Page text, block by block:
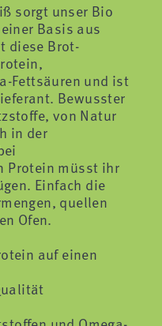
sorgt unser Bio
Basis aus
diese Brot-
Fettsäuren und ist
Bewusster
von Natur
in der
Protein müsst ihr
Einfach die
quellen
Ofen.
auf einen